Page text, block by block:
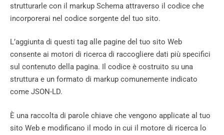
strutturarle con il markup Schema attraverso il codice che
incorporerai nel codice sorgente del tuo sito.
L’aggiunta di questi tag alle pagine del tuo sito Web
consente ai motori di ricerca di raccogliere dati più specifici
sul contenuto della pagina. Il codice è costruito su una
struttura e un formato di markup comunemente indicato
come JSON-LD.
È una raccolta di parole chiave che vengono applicate al tuo
sito Web e modificano il modo in cui il motore di ricerca lo